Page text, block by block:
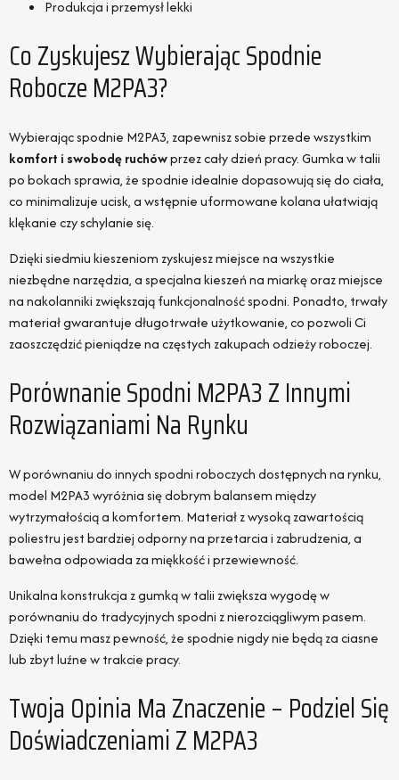
Produkcja i przemysł lekki
Co Zyskujesz Wybierając Spodnie
Robocze M2PA3?
Wybierając spodnie M2PA3, zapewnisz sobie przede wszystkim
komfort i swobodę ruchówprzez cały dzień pracy. Gumka w talii
po bokach sprawia, że spodnie idealnie dopasowują się do ciała,
co minimalizuje ucisk, a wstępnie uformowane kolana ułatwiają
klękanie czy schylanie się.
Dzięki siedmiu kieszeniom zyskujesz miejsce na wszystkie
niezbędne narzędzia, a specjalna kieszeń na miarkę oraz miejsce
na nakolanniki zwiększają funkcjonalność spodni. Ponadto, trwały
materiał gwarantuje długotrwałe użytkowanie, co pozwoli Ci
zaoszczędzić pieniądze na częstych zakupach odzieży roboczej.
Porównanie Spodni M2PA3 Z Innymi
Rozwiązaniami Na Rynku
W porównaniu do innych spodni roboczych dostępnych na rynku,
model M2PA3 wyróżnia się dobrym balansem między
wytrzymałością a komfortem. Materiał z wysoką zawartością
poliestru jest bardziej odporny na przetarcia i zabrudzenia, a
bawełna odpowiada za miękkość i przewiewność.
Unikalna konstrukcja z gumką w talii zwiększa wygodę w
porównaniu do tradycyjnych spodni z nierozciągliwym pasem.
Dzięki temu masz pewność, że spodnie nigdy nie będą za ciasne
lub zbyt luźne w trakcie pracy.
Twoja Opinia Ma Znaczenie – Podziel Się
Doświadczeniami Z M2PA3